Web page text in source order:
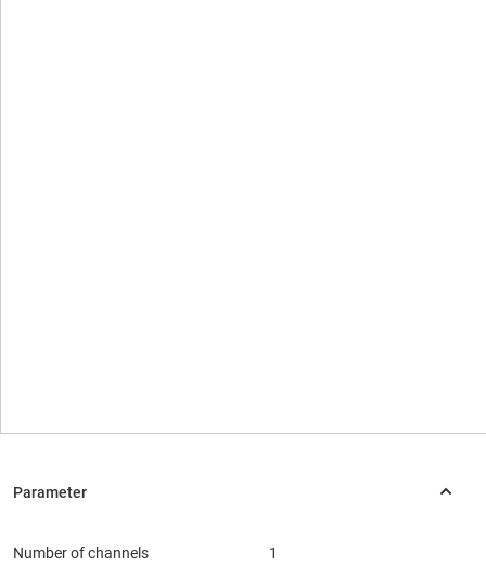
Number of channels 1